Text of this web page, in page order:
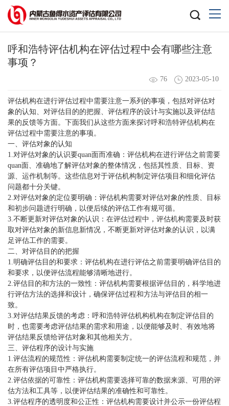
呼和浩特评估机构在评估过程中会有哪些注意
事项？
76 2023-05-10
评估机构在进行评估过程中需要注意一系列的事项，包括对评估对
象的认知、对评估目的的把握、评估程序的设计与实施以及评估结
果的反馈等方面。下面我们从这些方面来探讨呼和浩特评估机构在
评估过程中需要注意的事项。
一、评估对象的认知
1.对评估对象的认识要quan面而准确：评估机构在进行评估之前需要
quan面、准确地了解评估对象的整体情况，包括其性质、目标、资
源、运作机制等。这些信息对于评估机构制定评估项目和细化评估
问题都十分关键。
2.对评估对象的定位要明确：评估机构需要对评估对象的性质、目标
和初步问题进行明确，以便后续的评估工作有规可循。
3.不断更新对评估对象的认识：在评估过程中，评估机构需要及时获
取对评估对象的新信息新情况，不断更新对评估对象的认识，以满
足评估工作的需要。
二、对评估目的的把握
1.明确评估目的和要求：评估机构在进行评估之前需要明确评估目的
和要求，以便评估流程能够清晰地进行。
2.评估目的和方法的一致性：评估机构需要根据评估目的，科学地进
行评估方法的选择和设计，确保评估过程和方法与评估目的相一
致。
3.对评估结果反馈的考虑： 呼和浩特评估机构机构在制定评估目的
时，也需要考虑评估结果的需求和用途，以便能够及时、有效地将
评估结果反馈给评估对象和其他相关方。
三、评估程序的设计与实施
1.评估流程的规范性：评估机构需要制定统一的评估流程和规范，并
在所有评估项目中严格执行。
2.评估依据的可靠性：评估机构需要选择可靠的数据来源、可用的评
估方法和工具等，以便评估结果的准确性和可靠性。
3.评估程序的透明度和公正性：评估机构需要设计并公示一份评估程